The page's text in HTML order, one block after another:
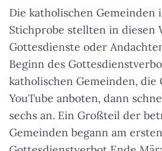
Die katholischen Gemeinden
Stichprobe stellten in diesen
Gottesdienste oder
Beginn des
katholischen Gemeinden, die
YouTube anboten, dann
sechs an. Ein Großteil der
Gemeinden begann am